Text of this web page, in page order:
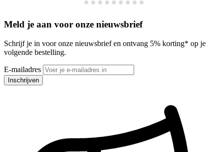
Meld je aan voor onze nieuwsbrief
Schrijf je in voor onze nieuwsbrief en ontvang 5% korting* op je
volgende bestelling.
E-mailadres
Inschrijven